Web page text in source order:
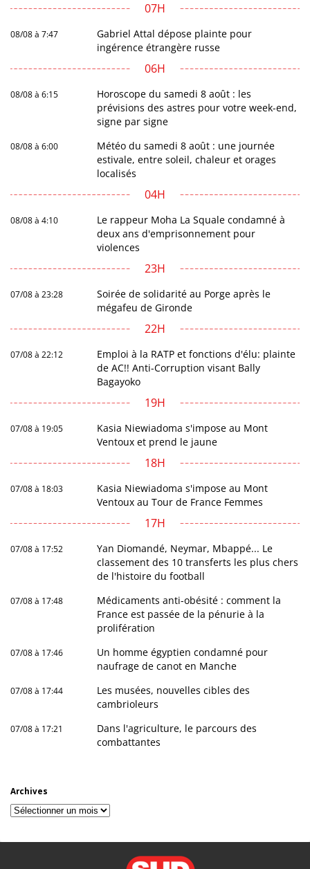
07H
08/08 à 7:47
Gabriel Attal dépose plainte pour
ingérence étrangère russe
06H
08/08 à 6:15
Horoscope du samedi 8 août : les
prévisions des astres pour votre week-end,
signe par signe
08/08 à 6:00
Météo du samedi 8 août : une journée
estivale, entre soleil, chaleur et orages
localisés
04H
08/08 à 4:10
Le rappeur Moha La Squale condamné à
deux ans d'emprisonnement pour
violences
23H
07/08 à 23:28
Soirée de solidarité au Porge après le
mégafeu de Gironde
22H
07/08 à 22:12
Emploi à la RATP et fonctions d'élu: plainte
de AC!! Anti-Corruption visant Bally
Bagayoko
19H
07/08 à 19:05
Kasia Niewiadoma s'impose au Mont
Ventoux et prend le jaune
18H
07/08 à 18:03
Kasia Niewiadoma s'impose au Mont
Ventoux au Tour de France Femmes
17H
07/08 à 17:52
Yan Diomandé, Neymar, Mbappé... Le
classement des 10 transferts les plus chers
de l'histoire du football
07/08 à 17:48
Médicaments anti-obésité : comment la
France est passée de la pénurie à la
prolifération
07/08 à 17:46
Un homme égyptien condamné pour
naufrage de canot en Manche
07/08 à 17:44
Les musées, nouvelles cibles des
cambrioleurs
07/08 à 17:21
Dans l'agriculture, le parcours des
combattantes
Archives
Archives